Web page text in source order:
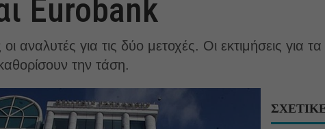
Eurobank
αναλυτές για τις δύο μετοχές. Οι εκτιμήσεις για
την τάση.